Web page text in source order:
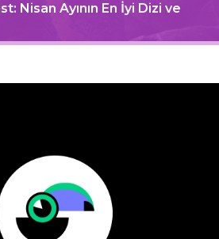
Nisan Ayının En İyi Dizi ve